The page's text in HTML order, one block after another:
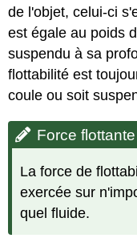
de l'objet, celui-ci
est égale au poids
suspendu à sa
flottabilité est
coule ou soit
Force flottante
La force de
exercée sur
quel fluide.